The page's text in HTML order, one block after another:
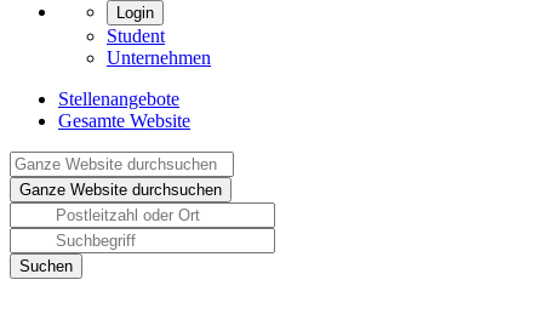
Login
Student
Unternehmen
Stellenangebote
Gesamte Website